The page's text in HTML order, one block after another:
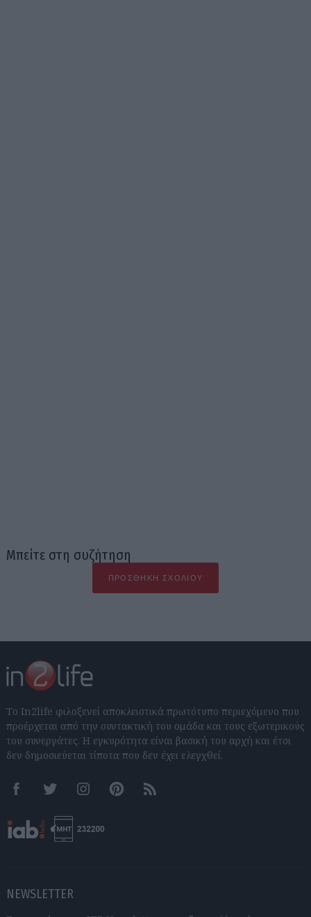
Μπείτε στη συζήτηση
ΠΡΟΣΘΉΚΗ ΣΧΟΛΊΟΥ
Το In2life φιλοξενεί αποκλειστικά πρωτότυπο περιεχόμενο που
προέρχεται από την συντακτική του ομάδα και τους εξωτερικούς
του συνεργάτες. Η εγκυρότητα είναι βασική του αρχή και έτσι
δεν δημοσιεύεται τίποτα που δεν έχει ελεγχθεί.
FacebookTwitter InstagramPinterestRSS feeds
NEWSLETTER